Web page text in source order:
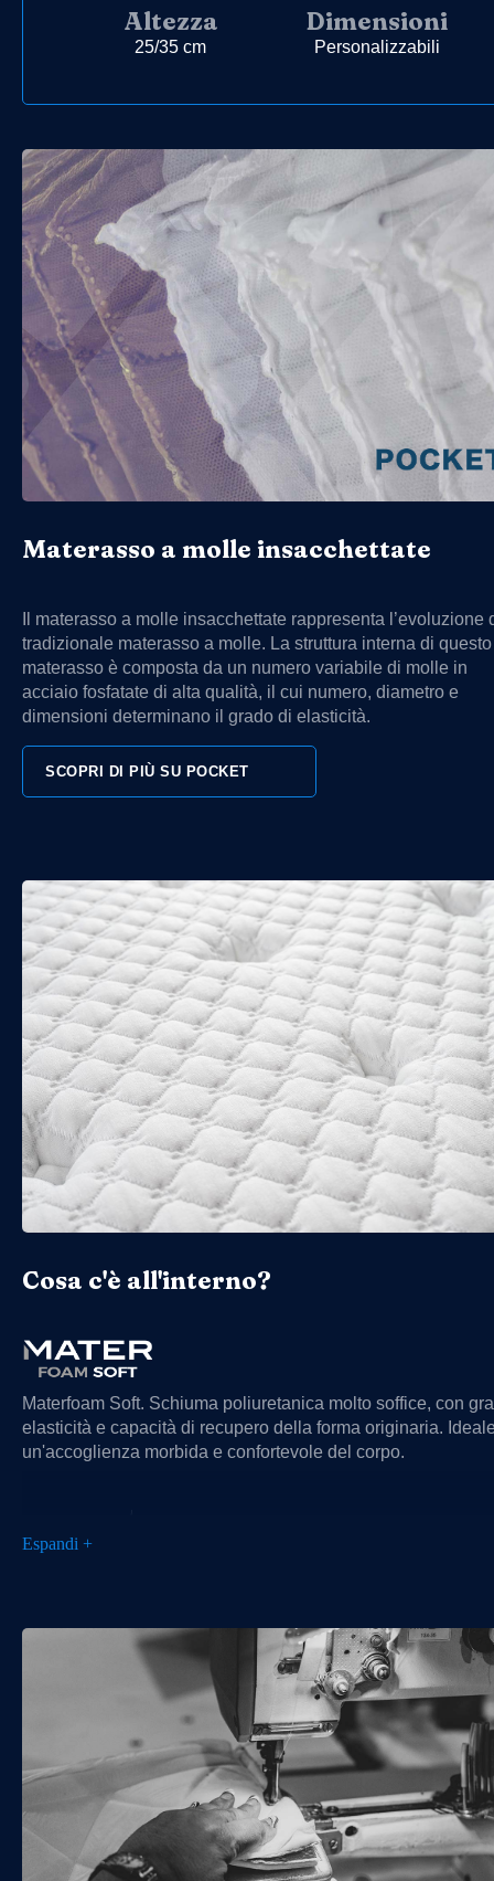
Altezza
25/35 cm
Dimensioni
Personalizzabili
Materasso a molle insacchettate
Il materasso a molle insacchettate rappresenta l’evoluzione
tradizionale materasso a molle. La struttura interna di questo
materasso è composta da un numero variabile di molle in
acciaio fosfatate di alta qualità, il cui numero, diametro e
dimensioni determinano il grado di elasticità.
SCOPRI DI PIÙ SU POCKET
Cosa c'è all'interno?
Materfoam Soft. Schiuma poliuretanica molto soffice, con
elasticità e capacità di recupero della forma originaria.
un'accoglienza morbida e confortevole del corpo.
Ottima traspirabilità e durabilità per un materasso sempre
Gaia. Materiale ecologico che unisce la tecnologia
con oli essenziali e soia. Offre elevata elasticità, comfort,
traspirabilità e un approccio più naturale al riposo
Espandi +